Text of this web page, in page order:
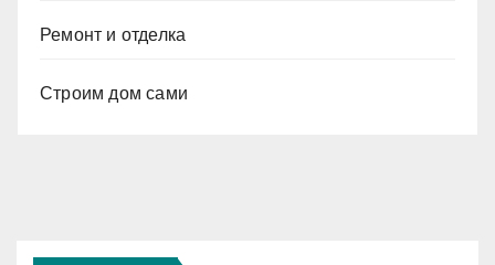
Ремонт и отделка
Строим дом сами